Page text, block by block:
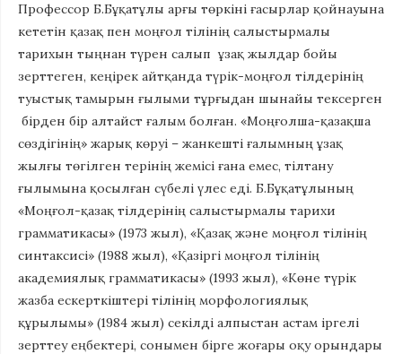
Профессор Б.Бұқатұлы арғы төркіні ғасырлар қойнауына
кететін қазақ пен моңғол тілінің салыстырмалы
тарихын тыңнан түрен салып ұзақ жылдар бойы
зерттеген, кеңірек айтқанда түрік-моңғол тілдерінің
туыстық тамырын ғылыми тұрғыдан шынайы тексерген
бірден бір алтайст ғалым болған. «Моңғолша-қазақша
сөздігінің» жарық көруі – жанкешті ғалымның ұзақ
жылғы төгілген терінің жемісі ғана емес, тілтану
ғылымына қосылған сүбелі үлес еді. Б.Бұқатұлының
«Моңғол-қазақ тілдерінің салыстырмалы тарихи
грамматикасы» (1973 жыл), «Қазақ және моңғол тілінің
синтаксисі» (1988 жыл), «Қазіргі моңғол тілінің
академиялық грамматикасы» (1993 жыл), «Көне түрік
жазба ескерткіштері тілінің морфологиялық
құрылымы» (1984 жыл) секілді алпыстан астам іргелі
зерттеу еңбектері, сонымен бірге жоғары оқу орындары